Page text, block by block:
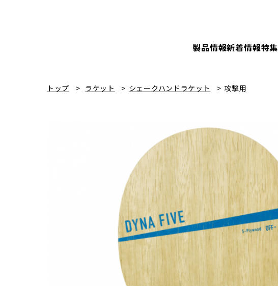
製品情報新着情報特集
トップ ラケット シェークハンドラケット 攻撃用